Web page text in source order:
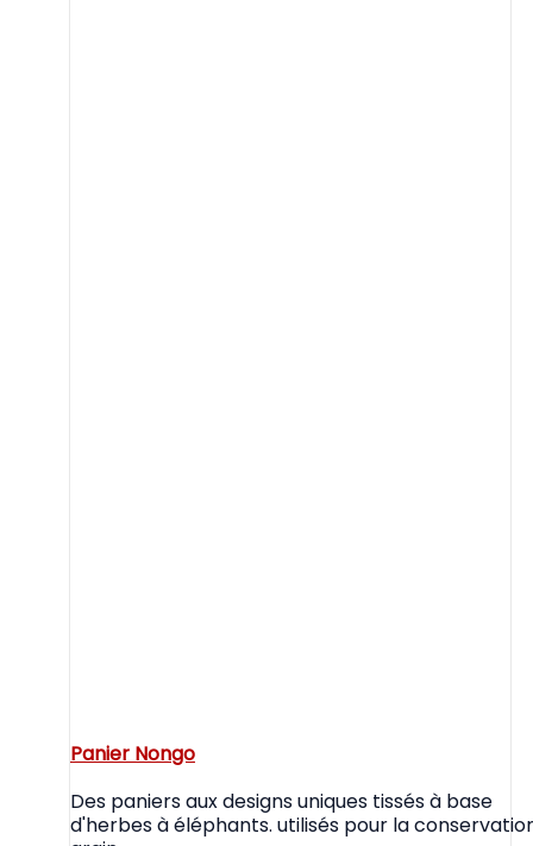
Panier Nongo
Des paniers aux designs uniques tissés à base
d'herbes à éléphants. utilisés pour la